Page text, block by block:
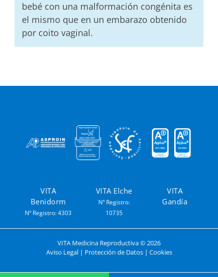
bebé con una malformación congénita es
el mismo que en un embarazo obtenido
por coito vaginal.
VITA
Benidorm
Nº Registro: 4303
VITA Elche
Nº Registro:
10735
VITA
Gandía
VITA Medicina Reproductiva ©2026
Aviso Legal| Protección de Datos| Cookies